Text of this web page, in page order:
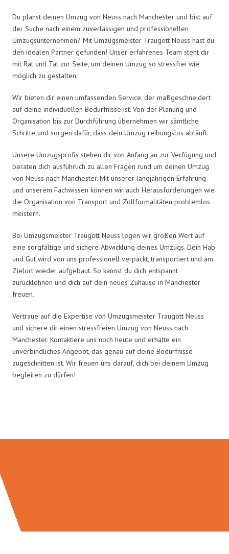
Du planst deinen Umzug von Neuss nach Manchester und bist auf
der Suche nach einem zuverlässigen und professionellen
Umzugsunternehmen? Mit Umzugsmeister Traugott Neuss hast du
den idealen Partner gefunden! Unser erfahrenes Team steht dir
mit Rat und Tat zur Seite, um deinen Umzug so stressfrei wie
möglich zu gestalten.
Wir bieten dir einen umfassenden Service, der maßgeschneidert
auf deine individuellen Bedürfnisse ist. Von der Planung und
Organisation bis zur Durchführung übernehmen wir sämtliche
Schritte und sorgen dafür, dass dein Umzug reibungslos abläuft.
Unsere Umzugsprofis stehen dir von Anfang an zur Verfügung und
beraten dich ausführlich zu allen Fragen rund um deinen Umzug
von Neuss nach Manchester. Mit unserer langjährigen Erfahrung
und unserem Fachwissen können wir auch Herausforderungen wie
die Organisation von Transport und Zollformalitäten problemlos
meistern.
Bei Umzugsmeister Traugott Neuss legen wir großen Wert auf
eine sorgfältige und sichere Abwicklung deines Umzugs. Dein Hab
und Gut wird von uns professionell verpackt, transportiert und am
Zielort wieder aufgebaut. So kannst du dich entspannt
zurücklehnen und dich auf dein neues Zuhause in Manchester
freuen.
Vertraue auf die Expertise von Umzugsmeister Traugott Neuss
und sichere dir einen stressfreien Umzug von Neuss nach
Manchester. Kontaktiere uns noch heute und erhalte ein
unverbindliches Angebot, das genau auf deine Bedürfnisse
zugeschnitten ist. Wir freuen uns darauf, dich bei deinem Umzug
begleiten zu dürfen!